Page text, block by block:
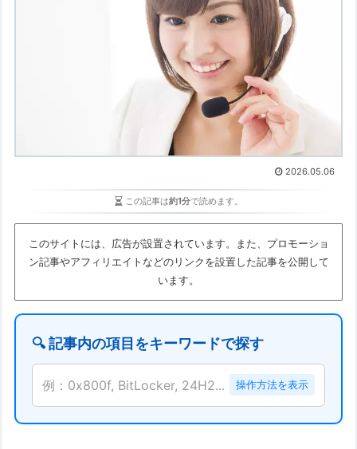
2026.05.06
この記事は約1分で読めます。
このサイトには、広告が設置されています。また、プロモーショ
ン記事やアフィリエイトなどのリンクを設置した記事を公開して
います。
🔍 記事内の項目をキーワードで探す
例：0x800f, BitLocker, 24H2... 操作方法を表示